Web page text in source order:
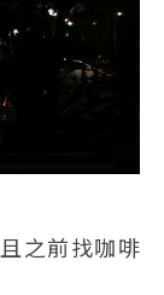
之前找咖啡